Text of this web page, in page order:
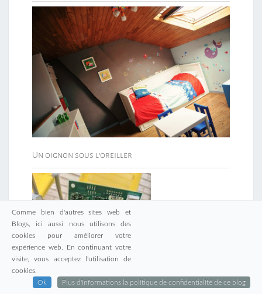
Un oignon sous l’oreiller
Comme bien d'autres sites web et
Blogs, ici aussi nous utilisons des
cookies pour améliorer votre
expérience web. En continuant votre
visite, vous acceptez l'utilisation de
cookies.
Ok
Plus d'informations la politique de confidentialité de ce blog